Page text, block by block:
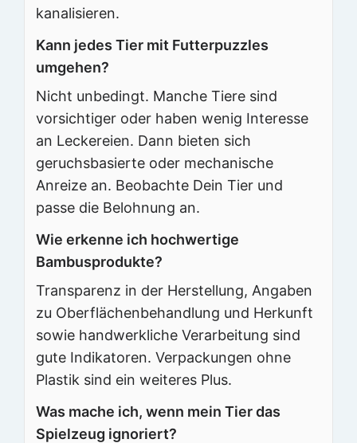
kanalisieren.
Kann jedes Tier mit Futterpuzzles
umgehen?
Nicht unbedingt. Manche Tiere sind
vorsichtiger oder haben wenig Interesse
an Leckereien. Dann bieten sich
geruchsbasierte oder mechanische
Anreize an. Beobachte Dein Tier und
passe die Belohnung an.
Wie erkenne ich hochwertige
Bambusprodukte?
Transparenz in der Herstellung, Angaben
zu Oberflächenbehandlung und Herkunft
sowie handwerkliche Verarbeitung sind
gute Indikatoren. Verpackungen ohne
Plastik sind ein weiteres Plus.
Was mache ich, wenn mein Tier das
Spielzeug ignoriert?